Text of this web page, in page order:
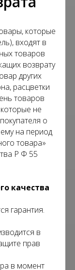
которые
входят в
товаров
возврату
других
расцветки
товаров
не
о
на период
товара»
Р Ф 55
качества
гарантия.
в
прав
в момент